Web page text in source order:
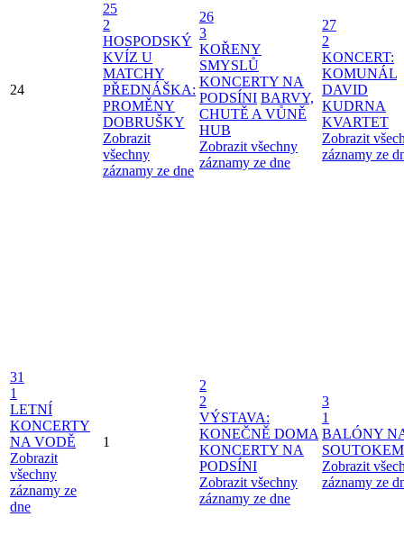
24
25
2
HOSPODSKÝ
KVÍZ U
MATCHY
PŘEDNÁŠKA:
PROMĚNY
DOBRUŠKY
Zobrazit
všechny
záznamy ze dne
26
3
KOŘENY
SMYSLŮ
KONCERTY NA
PODSÍNI BARVY,
CHUTĚ A VŮNĚ
HUB
Zobrazit všechny
záznamy ze dne
27
2
KONCERT:
KOMUNÁL
DAVID
KUDRNA
KVARTET
Zobrazit
záznamy ze
31
1
LETNÍ
KONCERTY
NA VODĚ
Zobrazit
všechny
záznamy ze
dne
1
2
2
VÝSTAVA:
KONEČNĚ DOMA
KONCERTY NA
PODSÍNI
Zobrazit všechny
záznamy ze dne
3
1
BALÓNY
SOUTOKEM
Zobrazit
záznamy ze